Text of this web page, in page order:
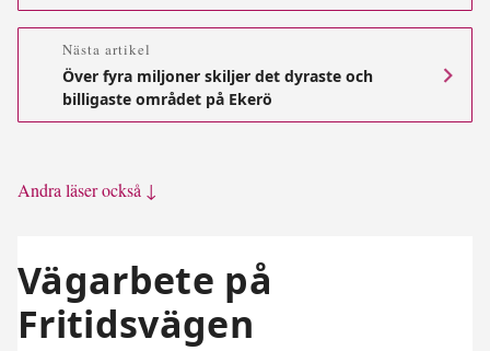
Nästa artikel
Över fyra miljoner skiljer det dyraste och
billigaste området på Ekerö
Andra läser också ↓
Vägarbete på
Fritidsvägen